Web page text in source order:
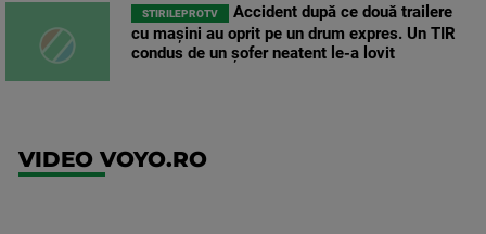
STIRILEPROTV
Accident după ce două trailere
cu mașini au oprit pe un drum expres. Un TIR
condus de un șofer neatent le-a lovit
VIDEO VOYO.RO